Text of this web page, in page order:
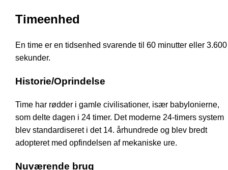
Timeenhed
En time er en tidsenhed svarende til 60 minutter eller 3.600
sekunder.
Historie/Oprindelse
Time har rødder i gamle civilisationer, især babylonierne,
som delte dagen i 24 timer. Det moderne 24-timers system
blev standardiseret i det 14. århundrede og blev bredt
adopteret med opfindelsen af mekaniske ure.
Nuværende brug